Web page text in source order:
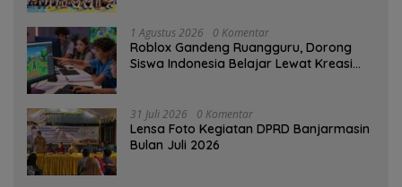
1 Agustus 2026 0 Komentar
Roblox Gandeng Ruangguru, Dorong
Siswa Indonesia Belajar Lewat Kreasi
31 Juli 2026 0 Komentar
Lensa Foto Kegiatan DPRD Banjarmasin
Bulan Juli 2026